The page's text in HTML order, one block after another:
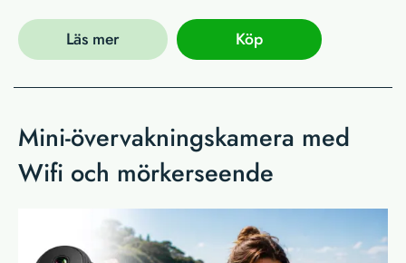
Läs mer Köp
Mini-övervakningskamera med
Wifi och mörkerseende